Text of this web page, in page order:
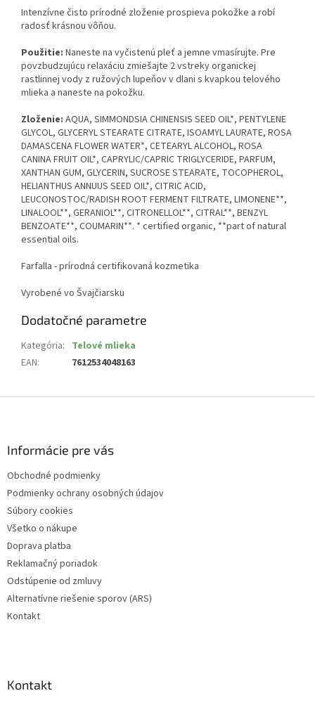
Intenzívne čisto prírodné zloženie prospieva pokožke a robí
radosť krásnou vôňou.
Použitie: Naneste na vyčistenú pleť a jemne vmasírujte. Pre
povzbudzujúcu relaxáciu zmiešajte 2 vstreky organickej
rastlinnej vody z ružových lupeňov v dlani s kvapkou telového
mlieka a naneste na pokožku.
Zloženie: AQUA, SIMMONDSIA CHINENSIS SEED OIL*, PENTYLENE
GLYCOL, GLYCERYL STEARATE CITRATE, ISOAMYL LAURATE, ROSA
DAMASCENA FLOWER WATER*, CETEARYL ALCOHOL, ROSA
CANINA FRUIT OIL*, CAPRYLIC/CAPRIC TRIGLYCERIDE, PARFUM,
XANTHAN GUM, GLYCERIN, SUCROSE STEARATE, TOCOPHEROL,
HELIANTHUS ANNUUS SEED OIL*, CITRIC ACID,
LEUCONOSTOC/RADISH ROOT FERMENT FILTRATE, LIMONENE**,
LINALOOL**, GERANIOL**, CITRONELLOL**, CITRAL**, BENZYL
BENZOATE**, COUMARIN**. * certified organic, **part of natural
essential oils.
Farfalla - prírodná certifikovaná kozmetika
Vyrobené vo Švajčiarsku
Dodatočné parametre
Kategória: Telové mlieka
EAN: 7612534048163
Informácie pre vás
Obchodné podmienky
Podmienky ochrany osobných údajov
Súbory cookies
Všetko o nákupe
Doprava platba
Reklamačný poriadok
Odstúpenie od zmluvy
Alternatívne riešenie sporov (ARS)
Kontakt
Kontakt